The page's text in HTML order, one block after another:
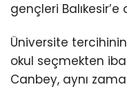
gençleri
Üniversite
okul seçmekten
Canbey, aynı